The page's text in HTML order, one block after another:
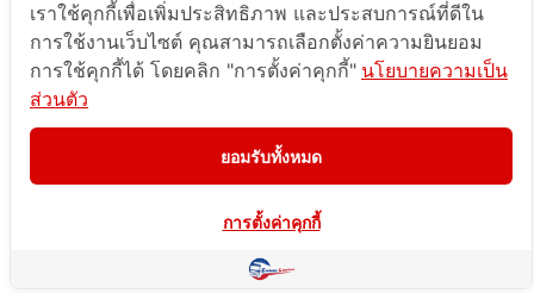
Postcode
TOPKEYWORD
บริการรับส่งสินค้าไปกัมพูชา
ผลงานส่งสินค้าไปกัมพูชา
ส่งสินค้ากัมพูชา1Uncategorized
เราใช้คุกกี้เพื่อเพิ่มประสิทธิภาพ และประสบการณ์ที่ดีใน
การใช้งานเว็บไซต์ คุณสามารถเลือกตั้งค่าความยินยอม
การใช้คุกกี้ได้ โดยคลิก "การตั้งค่าคุกกี้" นโยบายความเป็น
ส่วนตัว
ยอมรับทั้งหมด
การตั้งค่าคุกกี้